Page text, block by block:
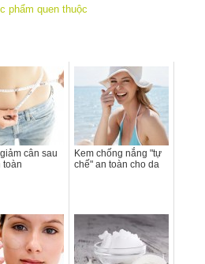
phẩm quen thuộc
cân sau
toàn
Kem chống nắng "tự
chế" an toàn cho da